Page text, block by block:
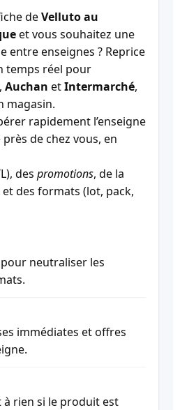
deVelluto au
et vous souhaitez une
entre enseignes ? Reprice
temps réel pour
, Auchan etIntermarché,
magasin.
rapidement l’enseigne
de chez vous, en
des promotions, de la
des formats (lot, pack,
neutraliser les
immédiates et offres
à rien si le produit est